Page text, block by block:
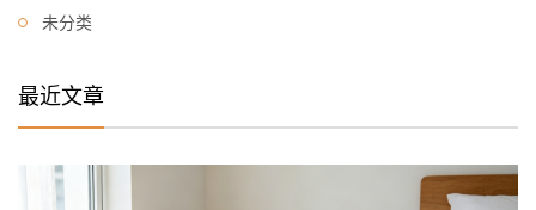
未分类
最近文章